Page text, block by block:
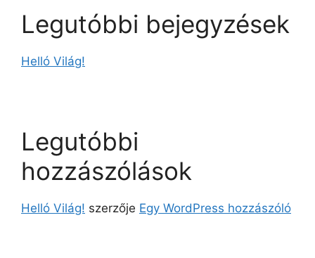
Legutóbbi bejegyzések
Helló Világ!
Legutóbbi
hozzászólások
Helló Világ! szerzője Egy WordPress hozzászóló